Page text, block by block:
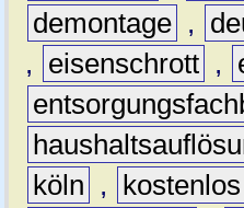
demontage ,
,
eisenschrott ,
köln
, kostenlos